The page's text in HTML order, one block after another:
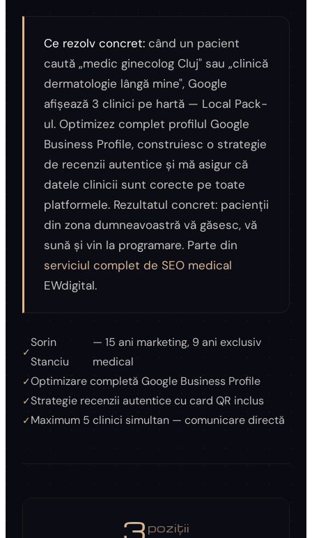
Ce rezolv concret: când un pacient
caută „medic ginecolog Cluj" sau „clinică
dermatologie lângă mine", Google
afișează 3 clinici pe hartă — Local Pack-
ul. Optimizez complet profilul Google
Business Profile, construiesc o strategie
de recenzii autentice și mă asigur că
datele clinicii sunt corecte pe toate
platformele. Rezultatul concret: pacienții
din zona dumneavoastră vă găsesc, vă
sună și vin la programare. Parte din
serviciul complet de SEO medical
EWdigital.
Sorin
Stanciu
— 15 ani marketing, 9 ani exclusiv
medical
Optimizare completă Google Business Profile
Strategie recenzii autentice cu card QR inclus
Maximum 5 clinici simultan — comunicare directă
3 poziții